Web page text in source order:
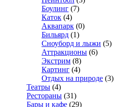
Боулинг (7)
Каток (4)
Аквапарк (0)
Бильярд (1)
Сноуборд и лыжи (5)
Аттракционы (6)
Экстрим (8)
Картинг (4)
Отдых на природе (3)
Театры (4)
Рестораны (31)
Бары и кафе (29)